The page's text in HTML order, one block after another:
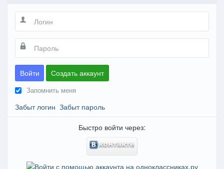
Войти Создать аккаунт
Запомнить меня
Забыт логин Забыт пароль
Быстро войти через: